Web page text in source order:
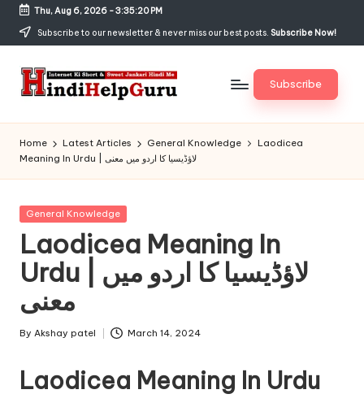
Skip
content
Thu, Aug 6, 2026-3:35:20 PM
Subscribe to our newsletter & never miss our best posts. Subscribe Now!
H
in
di
H
el
p
G
u
r
u.
Jankari
Hindi
Subscribe
Home Latest Articles General Knowledge
Laodicea
Meaning In Urdu | لاؤڈیسیا کا اردو میں معنی
Posted
General Knowledge
Laodicea Meaning In
Urdu | لاؤڈیسیا کا اردو میں
معنی
Posted
By Akshay patel March 14, 2024
Laodicea Meaning In Urdu